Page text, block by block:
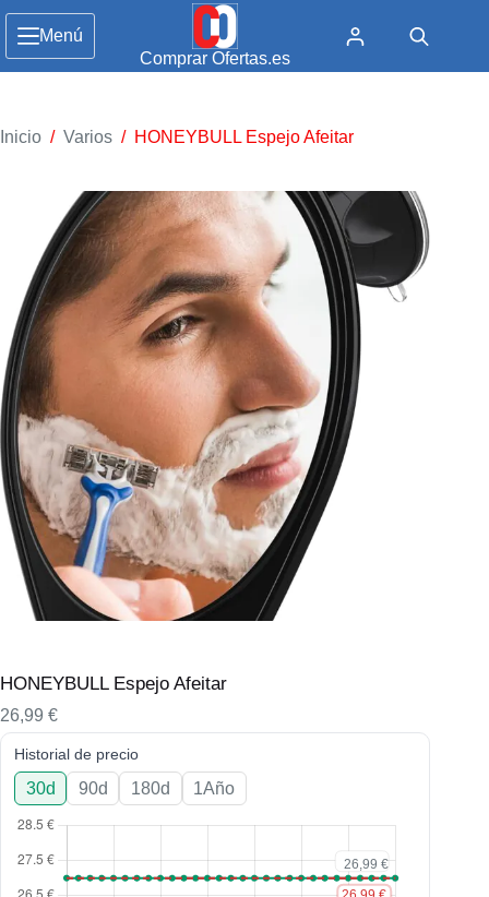
Menú
Comprar Ofertas.es
Inicio / Varios / HONEYBULL Espejo Afeitar
HONEYBULL Espejo Afeitar
26,99 €
Historial de precio
30d 90d 180d 1Año